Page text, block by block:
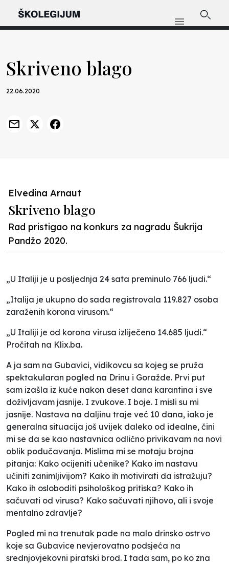
Skriveno blago
22.06.2020
Elvedina Arnaut
Skriveno blago
Rad pristigao na konkurs za nagradu Šukrija
Pandžo 2020.
„U Italiji je u posljednja 24 sata preminulo 766 ljudi.“
„Italija je ukupno do sada registrovala 119.827 osoba
zaraženih korona virusom.“
„U Italiji je od korona virusa izliječeno 14.685 ljudi.“
Pročitah na Klix.ba.
A ja sam na Gubavici, vidikovcu sa kojeg se pruža
spektakularan pogled na Drinu i Goražde. Prvi put
sam izašla iz kuće nakon deset dana karantina i sve
doživljavam jasnije. I zvukove. I boje. I misli su mi
jasnije. Nastava na daljinu traje već 10 dana, iako je
generalna situacija još uvijek daleko od idealne, čini
mi se da se kao nastavnica odlično privikavam na novi
oblik podučavanja. Mislima mi se motaju brojna
pitanja: Kako ocijeniti učenike? Kako im nastavu
učiniti zanimljivijom? Kako ih motivirati da istražuju?
Kako ih osloboditi psihološkog pritiska? Kako ih
sačuvati od virusa? Kako sačuvati njihovo, ali i svoje
mentalno zdravlje?
Pogled mi na trenutak pade na malo drinsko ostrvo
koje sa Gubavice nevjerovatno podsjeća na
srednjovjekovni piratski brod. I tada sam, po ko zna